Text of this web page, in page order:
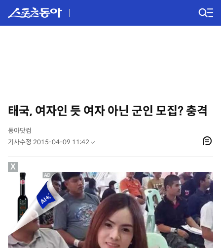
태국, 여자인 듯 여자 아닌 군인 모집? 충격
동아닷컴
기사수정 2015-04-09 11:42
X